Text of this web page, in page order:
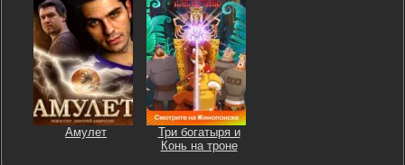
Амулет
Три богатыря и
Конь на троне